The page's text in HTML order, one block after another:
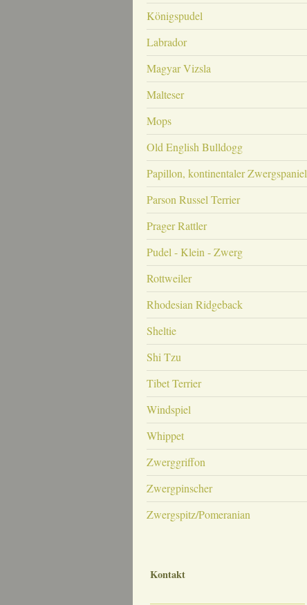
Königspudel
Labrador
Magyar Vizsla
Malteser
Mops
Old English Bulldogg
Papillon, kontinentaler Zwergspaniel
Parson Russel Terrier
Prager Rattler
Pudel - Klein - Zwerg
Rottweiler
Rhodesian Ridgeback
Sheltie
Shi Tzu
Tibet Terrier
Windspiel
Whippet
Zwerggriffon
Zwergpinscher
Zwergspitz/Pomeranian
Kontakt